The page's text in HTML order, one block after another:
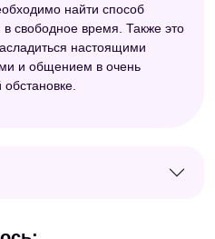
найти способ
в свободное время. Также это
настоящими
и общением в очень